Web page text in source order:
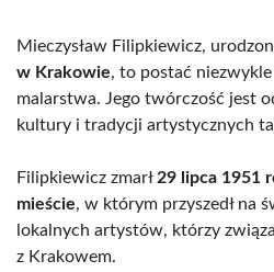
Mieczysław Filipkiewicz,
w Krakowie, to postać
malarstwa. Jego twórczość jest
kultury i tradycji artystycznych
Filipkiewicz zmarł 29 lipca 1951
mieście, w którym przyszedł na
lokalnych artystów, którzy
z Krakowem.